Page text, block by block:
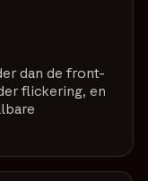
dan de front-
flickering, en